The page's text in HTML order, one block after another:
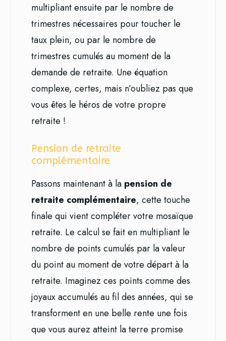
multipliant ensuite par le nombre de
trimestres nécessaires pour toucher le
taux plein, ou par le nombre de
trimestres cumulés au moment de la
demande de retraite. Une équation
complexe, certes, mais n’oubliez pas que
vous êtes le héros de votre propre
retraite !
Pension de retraite
complémentaire
Passons maintenant à la pension de
retraite complémentaire, cette touche
finale qui vient compléter votre mosaïque
retraite. Le calcul se fait en multipliant le
nombre de points cumulés par la valeur
du point au moment de votre départ à la
retraite. Imaginez ces points comme des
joyaux accumulés au fil des années, qui se
transforment en une belle rente une fois
que vous aurez atteint la terre promise